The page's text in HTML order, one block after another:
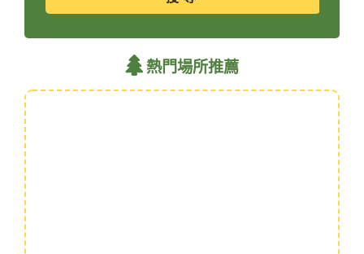
熱門場所推薦